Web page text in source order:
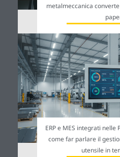
metalmeccanica
ERP e MES integrati
come far parlare il
utensile in